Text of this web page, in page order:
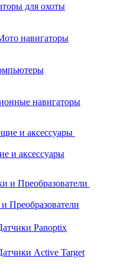
для охоты
навигаторы
навигаторы
и аксессуары
и аксессуары
и Преобразователи
Преобразователи
Panoptix
Active Target